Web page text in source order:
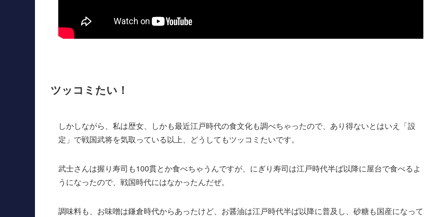
ツッコミたい！
しかしながら、私は歴女、しかも最近江戸時代の食文化も調べちゃったので、あり得ないとはいえ「設
定」で戦国武将を気取っている以上、どうしてもツッコミたいです。
武士さんは握り寿司も100貫とか食べちゃうんですが、にぎり寿司は江戸時代半ば以降に屋台で食べるよ
うになったので、戦国時代にはなかったんだぜ。
調味料も、お味噌は鎌倉時代からあったけど、お醤油は江戸時代半ば以降に普及し、砂糖も国産になって